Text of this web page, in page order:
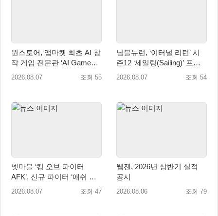
원스토어, 앱마켓 최초 AI 창
작 게임 전문관 ‘AI Games’
오픈
2026.08.07 조회 55
님블뉴런, ‘이터널 리턴’ 시
즌12 ‘세일링(Sailing)’ 프리
시즌 시작
2026.08.07 조회 54
넷마블 ‘킹 오브 파이터
AFK’, 신규 파이터 ‘애쉬 크
림존’ 업데이트
2026.08.07 조회 47
웹젠, 2026년 상반기 실적
공시
2026.08.06 조회 79